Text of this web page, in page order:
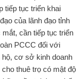
tiếp tục triển khai
của lãnh đạo tỉnh
cần tiếp tục triển
PCCC đối với
cơ sở kinh doanh
thuê trọ có mật độ